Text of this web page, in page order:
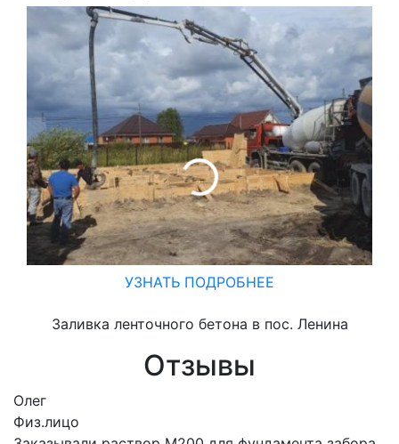
УЗНАТЬ ПОДРОБНЕЕ
Заливка ленточного бетона в пос. Ленина
Отзывы
Олег
Физ.лицо